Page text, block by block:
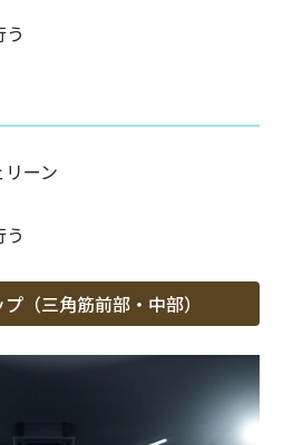
ーン
（三角筋前部・中部）